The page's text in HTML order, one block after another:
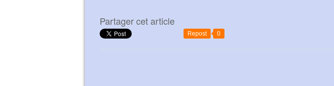
Partager cet article
Repost 0